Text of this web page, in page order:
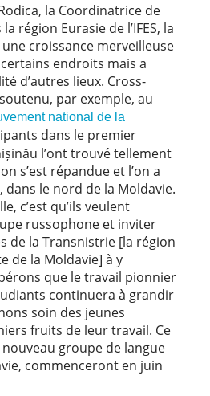
la Coordinatrice de
région Eurasie de l’IFES, la
croissance merveilleuse
endroits mais a
d’autres lieux. Cross-
par exemple, au
national de la
dans le premier
l’ont trouvé tellement
s’est répandue et l’on a
dans le nord de la Moldavie.
c’est qu’ils veulent
russophone et inviter
de la Transnistrie [la région
de la Moldavie] à y
que le travail pionnier
continuera à grandir
soin des jeunes
fruits de leur travail. Ce
groupe de langue
commenceront en juin